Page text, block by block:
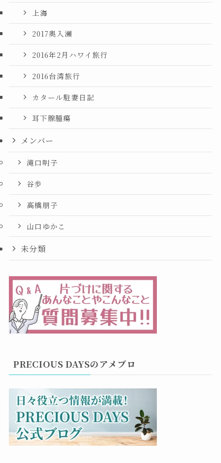
上海
2017奥入瀬
2016年2月ハワイ旅行
2016台湾旅行
カタール駐妻日記
耳下腺腫瘍
メンバー
滝口明子
谷歩
高橋朋子
山口ゆかこ
未分類
PRECIOUS DAYSのアメブロ